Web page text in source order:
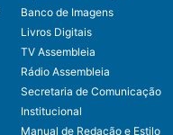
Banco de Imagens
Livros Digitais
TV Assembleia
Rádio Assembleia
Secretaria de Comunicação
Institucional
Manual de Redação e Estilo